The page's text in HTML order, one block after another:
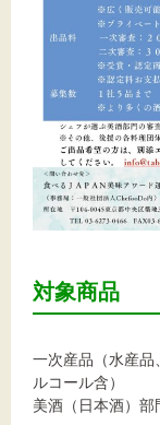
対象商品
一次産品（水産品
ルコール含）
美酒（日本酒）部